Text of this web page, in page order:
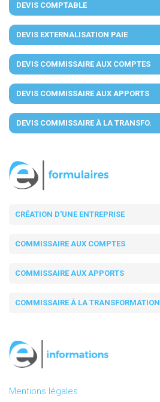
DEVIS COMPTABLE
DEVIS EXTERNALISATION PAIE
DEVIS COMMISSAIRE AUX COMPTES
DEVIS COMMISSAIRE AUX APPORTS
DEVIS COMMISSAIRE À LA TRANSFO.
CRÉATION D'UNE ENTREPRISE
COMMISSAIRE AUX COMPTES
COMMISSAIRE AUX APPORTS
COMMISSAIRE À LA TRANSFORMATION
Mentions légales